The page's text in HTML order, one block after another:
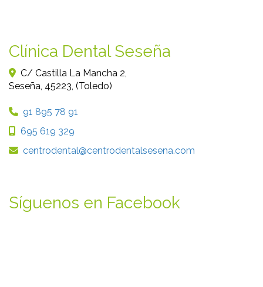
Clínica Dental Seseña
C/ Castilla La Mancha 2,
Seseña 45223 (Toledo)
91 895 78 91
695 619 329
centrodental
centrodentalsesena.com
Síguenos en Facebook